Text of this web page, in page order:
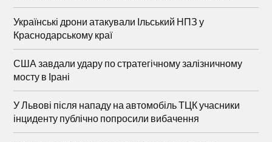
Українські дрони атакували Ільський НПЗ у
Краснодарському краї
США завдали удару по стратегічному залізничному
мосту в Ірані
У Львові після нападу на автомобіль ТЦК учасники
інциденту публічно попросили вибачення